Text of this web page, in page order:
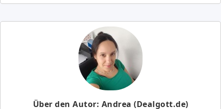
Über den Autor: Andrea (Dealgott.de)